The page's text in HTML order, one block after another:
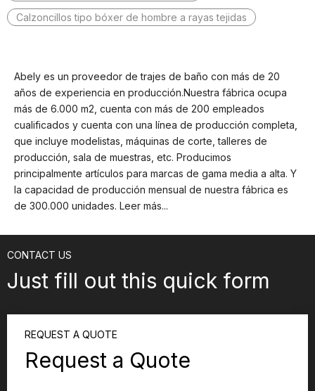
Calzoncillos tipo bóxer de hombre a rayas tejidas
Abely es un proveedor de trajes de baño con más de 20
años de experiencia en producción.Nuestra fábrica ocupa
más de 6.000 m2, cuenta con más de 200 empleados
cualificados y cuenta con una línea de producción completa,
que incluye modelistas, máquinas de corte, talleres de
producción, sala de muestras, etc. Producimos
principalmente artículos para marcas de gama media a alta. Y
la capacidad de producción mensual de nuestra fábrica es
de 300.000 unidades. Leer más...
CONTACT US
Just fill out this quick form
REQUEST A QUOTE
Request a Quote